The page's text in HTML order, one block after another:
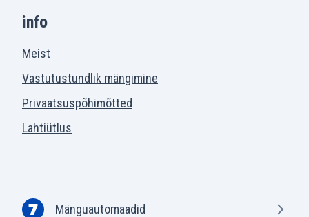
info
Meist
Vastutustundlik mängimine
Privaatsuspõhimõtted
Lahtiütlus
Mänguautomaadid